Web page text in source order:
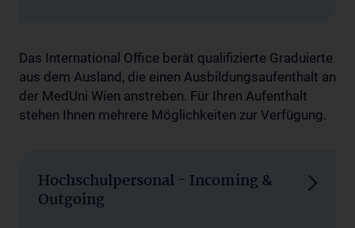
Das International Office berät qualifizierte Graduierte
aus dem Ausland, die einen Ausbildungsaufenthalt an
der MedUni Wien anstreben. Für Ihren Aufenthalt
stehen Ihnen mehrere Möglichkeiten zur Verfügung.
Hochschulpersonal - Incoming &
Outgoing